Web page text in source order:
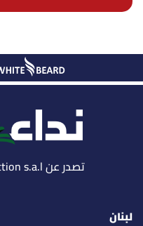
تصدر عن Lebanese Media Production s.a.l
لبنان